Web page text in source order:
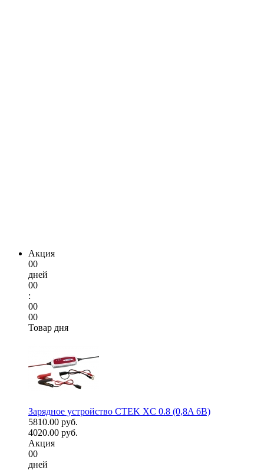
Акция
00
дней
00
:
00
00
Товар дня
Зарядное устройство CTEK XC 0.8 (0,8A 6В)
5810.00 руб.
4020.00 руб.
Акция
00
дней